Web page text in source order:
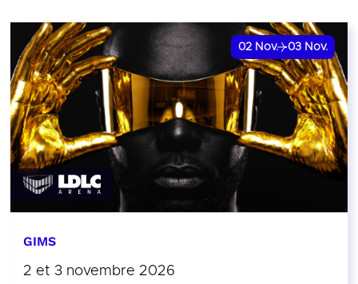
02 Nov. 03 Nov.
GIMS
2 et 3 novembre 2026